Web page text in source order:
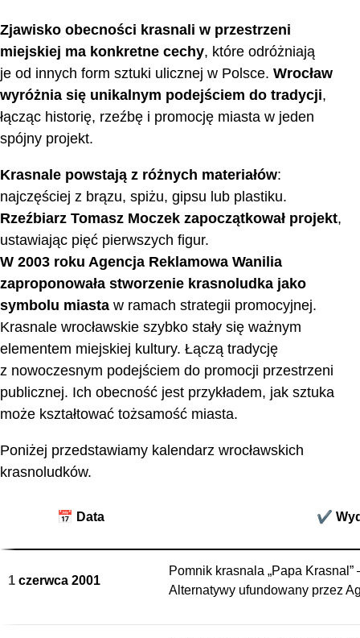
Zjawisko obecności krasnali w przestrzeni
miejskiej ma konkretne cechy, które odróżniają
je od innych form sztuki ulicznej w Polsce. Wrocław
wyróżnia się unikalnym podejściem do tradycji,
łącząc historię, rzeźbę i promocję miasta w jeden
spójny projekt.
Krasnale powstają z różnych materiałów:
najczęściej z brązu, spiżu, gipsu lub plastiku.
Rzeźbiarz Tomasz Moczek zapoczątkował projekt,
ustawiając pięć pierwszych figur.
W 2003 roku Agencja Reklamowa Wanilia
zaproponowała stworzenie krasnoludka jako
symbolu miasta w ramach strategii promocyjnej.
Krasnale wrocławskie szybko stały się ważnym
elementem miejskiej kultury. Łączą tradycję
z nowoczesnym podejściem do promocji przestrzeni
publicznej. Ich obecność jest przykładem, jak sztuka
może kształtować tożsamość miasta.
Poniżej przedstawiamy kalendarz wrocławskich
krasnoludków.
📅 Data ✔️
1 czerwca 2001
Pomnik krasnala „Papa
Alternatywy ufundowany przez